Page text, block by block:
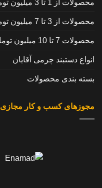
محصولات از 1 تا 3 میلیون تومان
محصولات از 3 تا 7 میلیون تومان
محصولات 7 تا 10 میلیون تومان
انواع دستبند چرمی آقایان
بسته بندی محصولات
مجوزهای کسب و کار مجازی